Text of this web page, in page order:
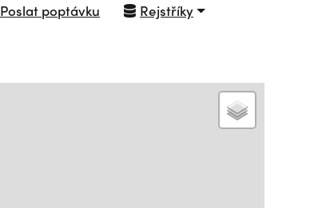
Poslat poptávku Rejstříky